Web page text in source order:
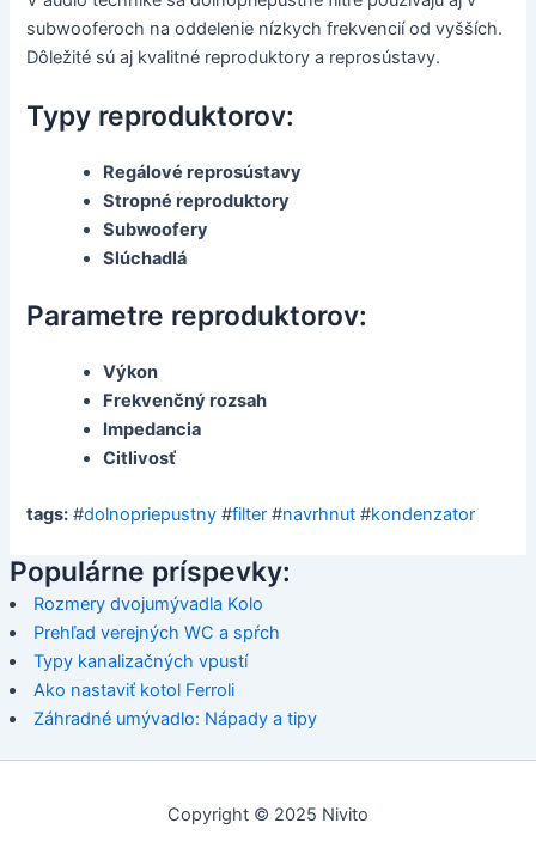
subwooferoch na oddelenie nízkych frekvencií od vyšších.
Dôležité sú aj kvalitné reproduktory a reprosústavy.
Typy reproduktorov:
Regálové reprosústavy
Stropné reproduktory
Subwoofery
Slúchadlá
Parametre reproduktorov:
Výkon
Frekvenčný rozsah
Impedancia
Citlivosť
tags: #dolnopriepustny #filter #navrhnut #kondenzator
Populárne príspevky:
Rozmery dvojumývadla Kolo
Prehľad verejných WC a spŕch
Typy kanalizačných vpustí
Ako nastaviť kotol Ferroli
Záhradné umývadlo: Nápady a tipy
Copyright © 2025 Nivito